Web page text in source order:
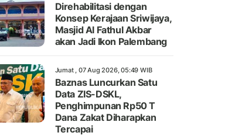
Direhabilitasi dengan
Konsep Kerajaan Sriwijaya,
Masjid Al Fathul Akbar
akan Jadi Ikon Palembang
Jumat , 07 Aug 2026, 05:49 WIB
Baznas Luncurkan Satu
Data ZIS-DSKL,
Penghimpunan Rp50 T
Dana Zakat Diharapkan
Tercapai